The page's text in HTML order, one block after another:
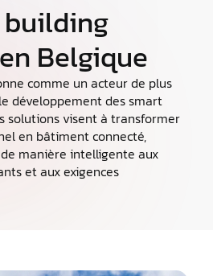
building
Belgique
comme un acteur de plus
développement des smart
solutions visent à transformer
en bâtiment connecté,
manière intelligente aux
et aux exigences